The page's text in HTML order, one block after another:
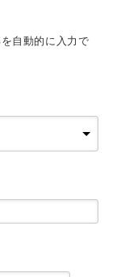
自動的に入力で